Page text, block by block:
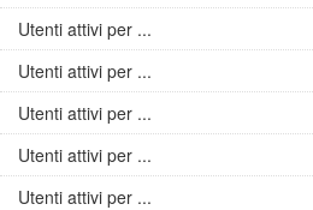
Utenti attivi per ...
Utenti attivi per ...
Utenti attivi per ...
Utenti attivi per ...
Utenti attivi per ...